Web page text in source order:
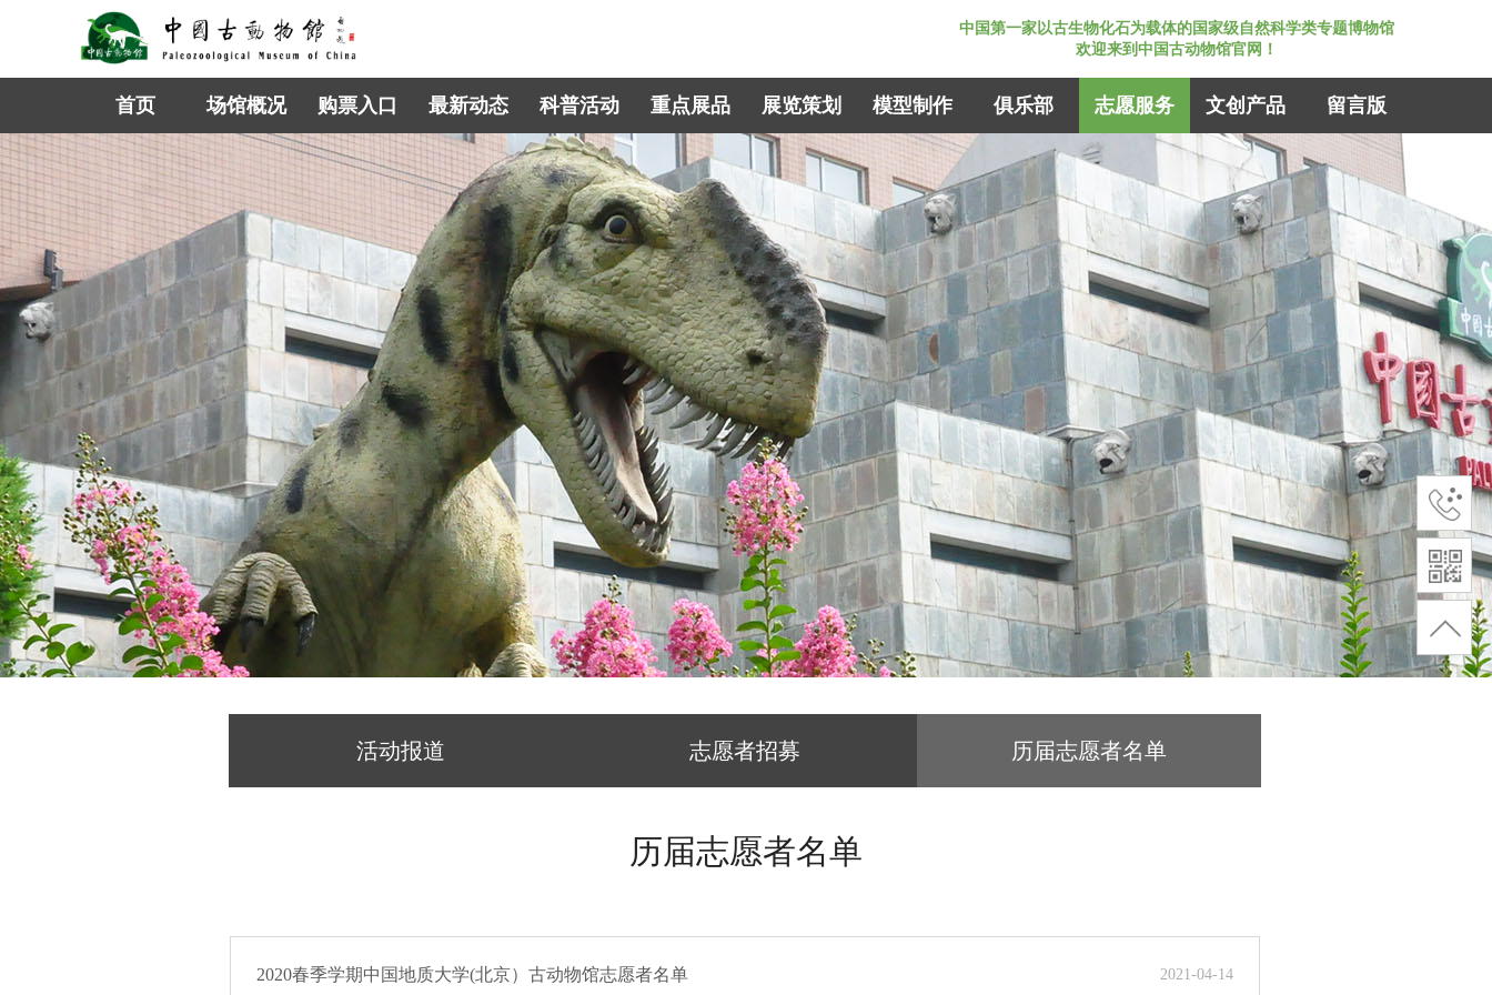
中国第一家以古生物化石为载体的国家级自然科学类专题博物馆
欢迎来到中国古动物馆官网！
首页 场馆概况 购票入口 最新动态 科普活动 重点展品 展览策划 模型制作 俱乐部 志愿服务 文创产品 留言版
历届志愿者名单
2020春季学期中国地质大学(北京）古动物馆志愿者名单 2021-04-14
活动报道 志愿者招募 历届志愿者名单